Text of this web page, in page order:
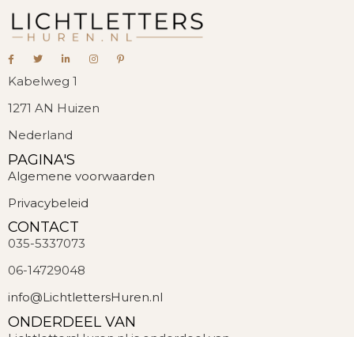
Kabelweg 1
1271 AN Huizen
Nederland
PAGINA'S
Algemene voorwaarden
Privacybeleid
CONTACT
035-5337073
06-14729048
info@LichtlettersHuren.nl
ONDERDEEL VAN